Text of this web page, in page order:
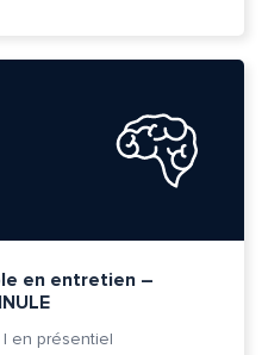
en entretien –
| en présentiel